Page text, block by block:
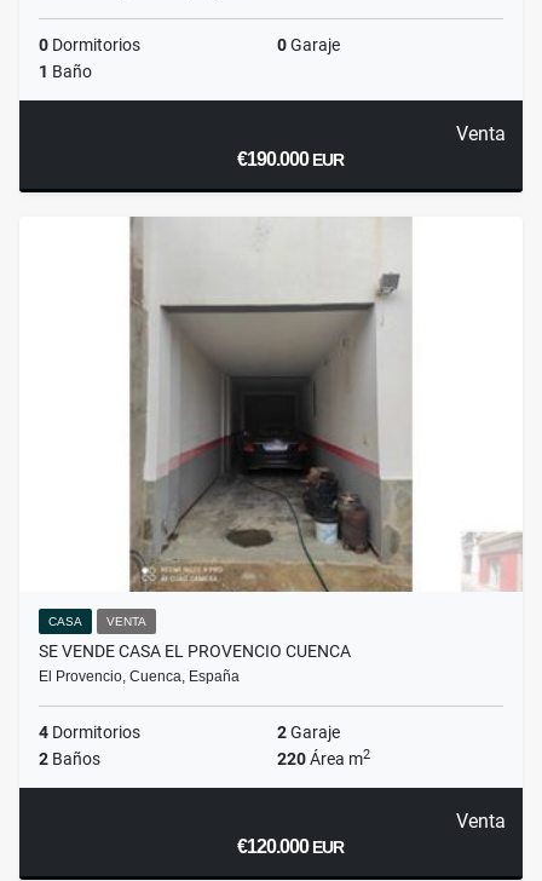
0 Dormitorios 0Garaje
1 Baño
Venta
€190.000EUR
CASA VENTA
SE VENDE CASA EL PROVENCIO CUENCA
El Provencio, Cuenca, España
4 Dormitorios 2Garaje
2 Baños 220Área m2
Venta
€120.000EUR